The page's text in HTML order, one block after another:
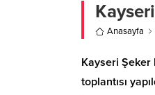
Anasayfa
Kayseri Şeker
toplantısı